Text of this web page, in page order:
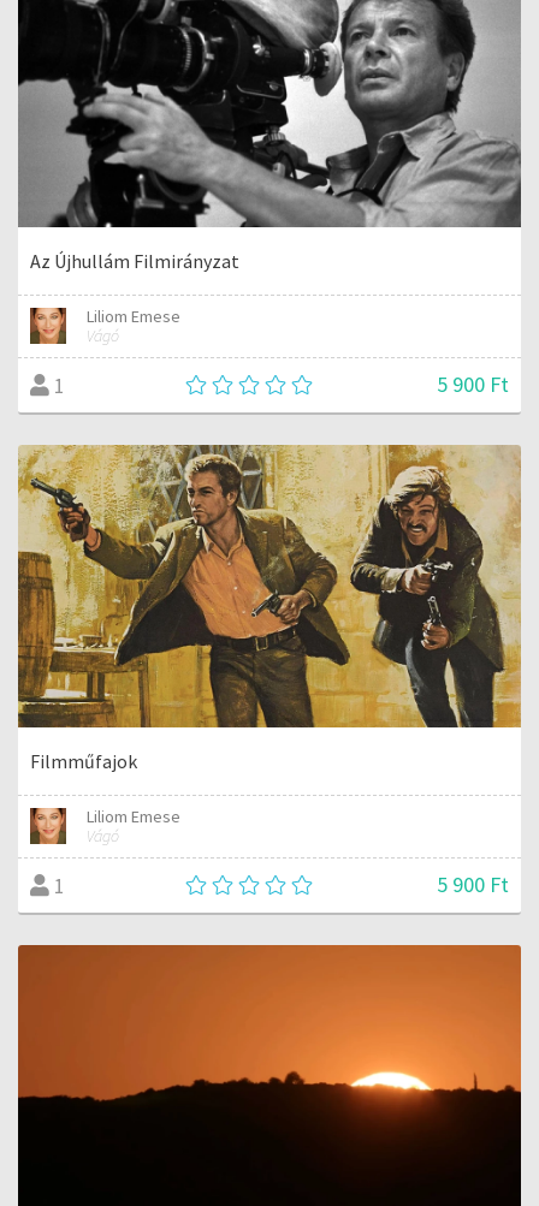
Az Újhullám Filmirányzat
Liliom Emese
Vágó
1 5 900 Ft
Filmműfajok
Liliom Emese
Vágó
1 5 900 Ft